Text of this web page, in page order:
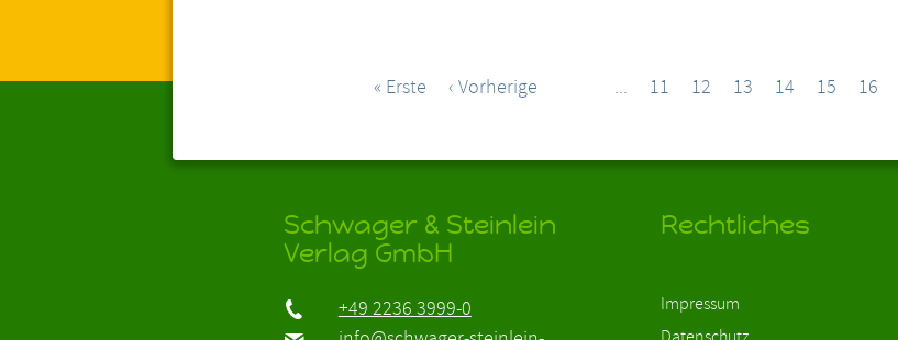
« Erste ‹ Vorherige ... 11 12 13 14 15 16
Schwager & Steinlein
Verlag GmbH
+49 2236 3999-0
Rechtliches
Impressum